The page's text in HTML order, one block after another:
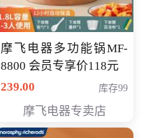
摩飞电器多功能锅MF-
8800 会员专享价118元
239.00
库存99
摩飞电器专卖店